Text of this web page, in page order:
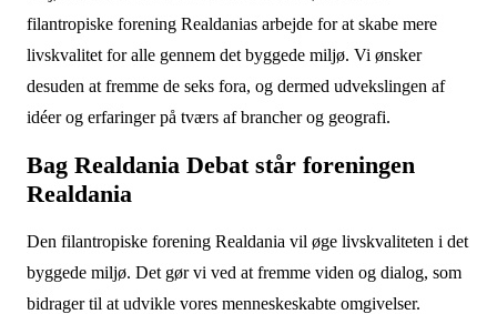
filantropiske forening Realdanias arbejde for at skabe mere
livskvalitet for alle gennem det byggede miljø. Vi ønsker
desuden at fremme de seks fora, og dermed udvekslingen af
idéer og erfaringer på tværs af brancher og geografi.
Bag Realdania Debat står foreningen
Realdania
Den filantropiske forening Realdania vil øge livskvaliteten i det
byggede miljø. Det gør vi ved at fremme viden og dialog, som
bidrager til at udvikle vores menneskeskabte omgivelser.